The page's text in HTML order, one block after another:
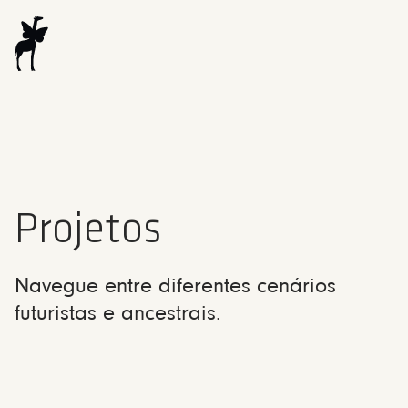
Projetos
Navegue entre diferentes cenários
futuristas e ancestrais.